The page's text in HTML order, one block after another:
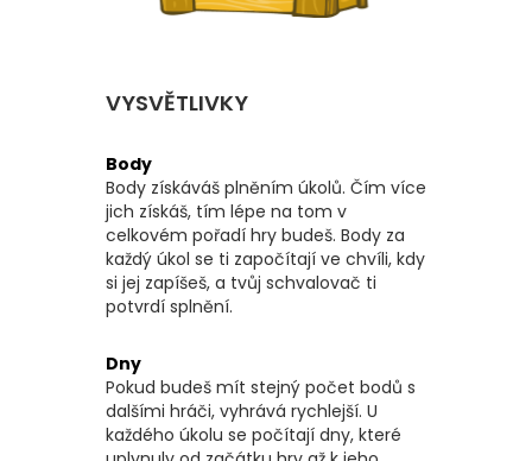
VYSVĚTLIVKY
Body
Body získáváš plněním úkolů. Čím více
jich získáš, tím lépe na tom v
celkovém pořadí hry budeš. Body za
každý úkol se ti započítají ve chvíli, kdy
si jej zapíšeš, a tvůj schvalovač ti
potvrdí splnění.
Dny
Pokud budeš mít stejný počet bodů s
dalšími hráči, vyhrává rychlejší. U
každého úkolu se počítají dny, které